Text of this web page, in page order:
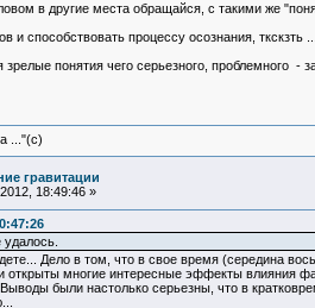
в другие места обращайся, с такими же
и способствовать процессу осознания, ткскзть ...
понятия чего серьезного, проблемного
..."(с)
гравитации
18:49:46 »
Дело в том, что в свое время (середина
многие интересные эффекты влияния
были настолько серьезны, что в